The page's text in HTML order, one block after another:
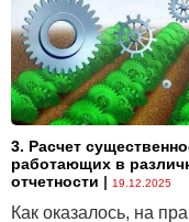
3. Расчет
работающих в
отчетности | 19.12.2025
Как оказалось, на